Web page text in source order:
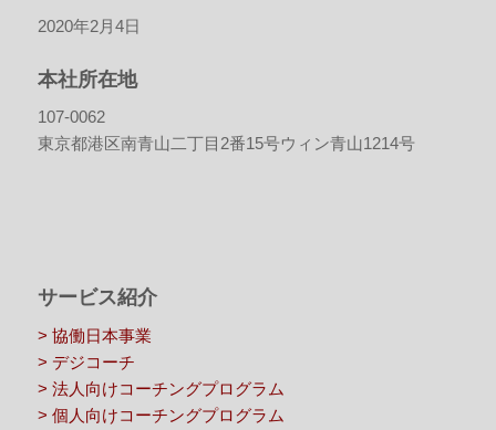
2020年2月4日
本社所在地
107-0062
東京都港区南青山二丁目2番15号ウィン青山1214号
サービス紹介
> 協働日本事業
> デジコーチ
> 法人向けコーチングプログラム
> 個人向けコーチングプログラム